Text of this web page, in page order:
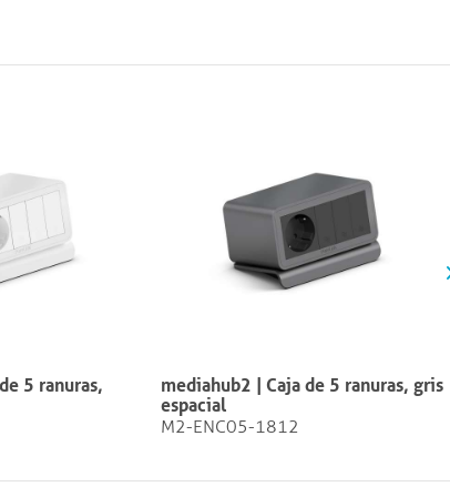
5 ranuras,
mediahub2 | Caja de 5 ranuras, gris
espacial
M2-ENC05-1812